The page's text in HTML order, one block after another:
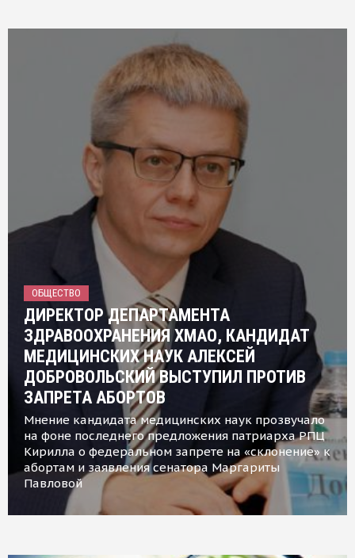
ОБЩЕСТВО
ДИРЕКТОР ДЕПАРТАМЕНТА
ЗДРАВООХРАНЕНИЯ ХМАО, КАНДИДАТ
МЕДИЦИНСКИХ НАУК АЛЕКСЕЙ
ДОБРОВОЛЬСКИЙ ВЫСТУПИЛ ПРОТИВ
ЗАПРЕТА АБОРТОВ
Мнение кандидата медицинских наук прозвучало
на фоне последнего предложения патриарха РПЦ
Кирилла о федеральном запрете на «склонение» к
абортам и заявления сенатора Маргариты
Павловой